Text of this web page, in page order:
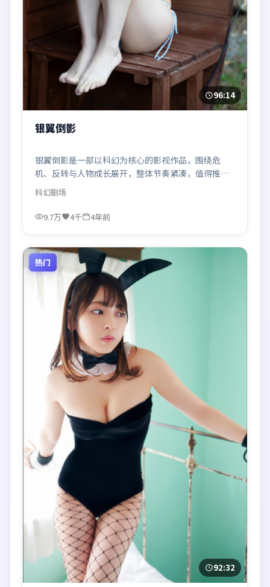
96:14
银翼倒影
银翼倒影是一部以科幻为核心的影视作品，围绕危
机、反转与人物成长展开，整体节奏紧凑，值得推荐
观看。
科幻剧场
9.7万 4千 4年前
热门
92:32